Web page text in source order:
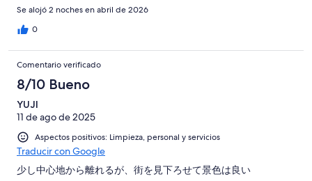
Se alojó 2 noches en abril de 2026
0
Comentario verificado
8/10 Bueno
YUJI
11 de ago de 2025
Aspectos positivos: Limpieza, personal y servicios
Traducir con Google
少し中心地から離れるが、街を見下ろせて景色は良い